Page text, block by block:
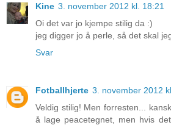
Kine 3. november 2012 kl. 18:21
Oi det var jo kjempe stilig da :)
jeg digger jo å perle, så det skal
Svar
Fotballhjerte 3. november 2012
Veldig stilig! Men forresten...
å lage peacetegnet, men hvis